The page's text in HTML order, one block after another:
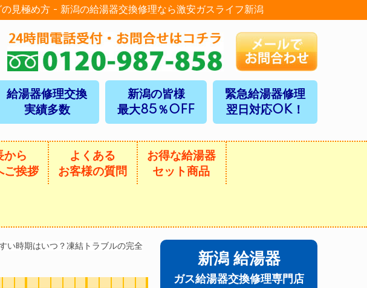
見極め方 - 新潟の給湯器交換修理なら激安ガスライフ新潟
緊急給湯器修理
翌日対応OK！
新潟の皆様
最大85％OFF
給湯器修理交換
実績多数
から
ご挨拶
よくある
お客様の質問
お得な給湯器
セット商品
い時期はいつ？凍結トラブルの完全
新潟 給湯器
ガス給湯器交換修理専門店